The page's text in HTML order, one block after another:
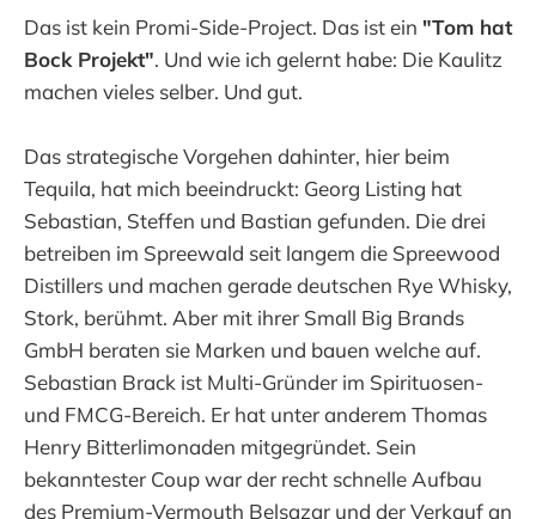
Das ist kein Promi-Side-Project. Das ist ein "Tom hat
Bock Projekt". Und wie ich gelernt habe: Die Kaulitz
machen vieles selber. Und gut.
Das strategische Vorgehen dahinter, hier beim
Tequila, hat mich beeindruckt: Georg Listing hat
Sebastian, Steffen und Bastian gefunden. Die drei
betreiben im Spreewald seit langem die Spreewood
Distillers und machen gerade deutschen Rye Whisky,
Stork, berühmt. Aber mit ihrer Small Big Brands
GmbH beraten sie Marken und bauen welche auf.
Sebastian Brack ist Multi-Gründer im Spirituosen-
und FMCG-Bereich. Er hat unter anderem Thomas
Henry Bitterlimonaden mitgegründet. Sein
bekanntester Coup war der recht schnelle Aufbau
des Premium-Vermouth Belsazar und der Verkauf an